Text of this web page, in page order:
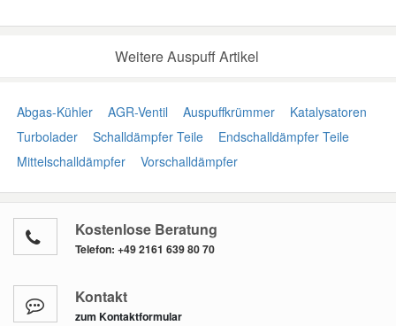
Weitere Auspuff Artikel
Abgas-Kühler AGR-Ventil Auspuffkrümmer
Katalysatoren
Turbolader
Schalldämpfer Teile
Endschalldämpfer Teile
Mittelschalldämpfer
Vorschalldämpfer
Kostenlose Beratung
Telefon: +49 2161 639 80 70
Kontakt
zum Kontaktformular